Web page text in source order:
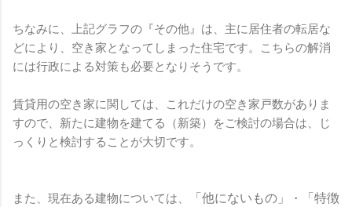
ちなみに、上記グラフの『その他』は、主に居住者の転居な
どにより、空き家となってしまった住宅です。こちらの解消
には行政による対策も必要となりそうです。
賃貸用の空き家に関しては、これだけの空き家戸数がありま
すので、新たに建物を建てる（新築）をご検討の場合は、じ
っくりと検討することが大切です。
また、現在ある建物については、 「他にないもの」 ・
「特徴